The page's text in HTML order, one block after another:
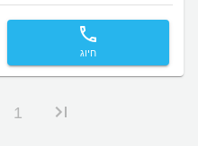
חיוג
1